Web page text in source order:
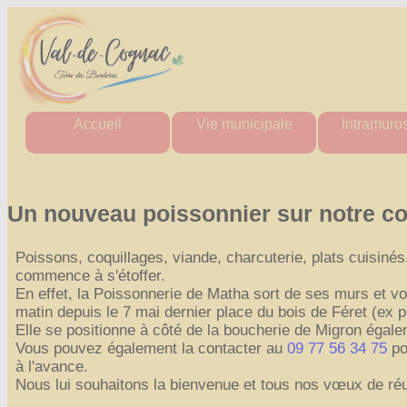
Accueil
Région
Vie municipale
Les élus
Actes administratifs
délibérations
Espace France Services
Admin
Actes
Tout
Un nouveau poissonnier sur notre
Poissons, coquillages, viande, charcuterie, plats
commence à s'étoffer.
En effet, la Poissonnerie de Matha sort de ses murs et
matin depuis le 7 mai dernier place du bois de Féret (ex
Elle se positionne à côté de la boucherie de Migron
Vous pouvez également la contacter au 09 77 56 34 75
à l'avance.
Nous lui souhaitons la bienvenue et tous nos vœux de